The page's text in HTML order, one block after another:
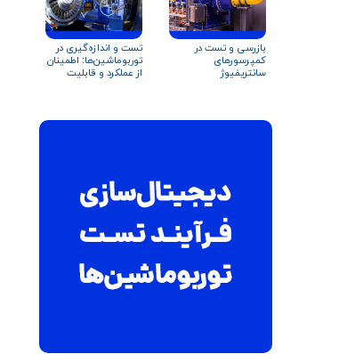
بازرسی و تست در
کمپرسورهای
سانتریفیوژ
تست و اندازه‌گیری در
توربوماشین‌ها: اطمینان
از عملکرد و قابلیت